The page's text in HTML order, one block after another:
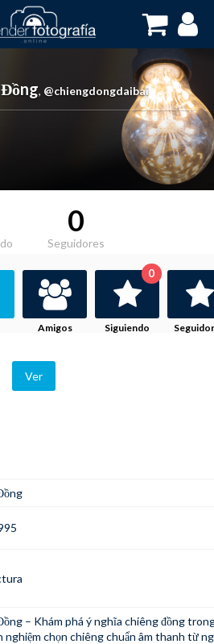
, @chiengdongdaibai
0
Seguidores
Amigos Siguiendo
0
Ver
– Khám phá ý nghĩa chiêng đồng
nghiệm chọn chiêng chuẩn âm thanh từ